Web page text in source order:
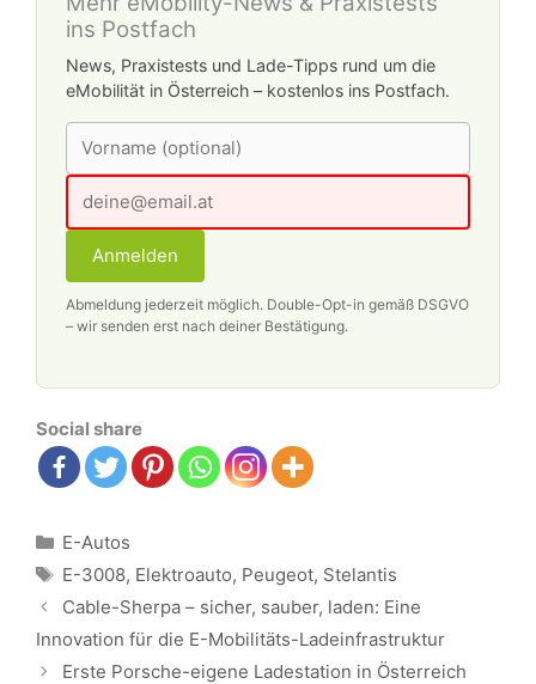
ins Postfach
News, Praxistests und Lade-Tipps rund um die
eMobilität in Österreich – kostenlos ins Postfach.
Anmelden
Abmeldung jederzeit möglich. Double-Opt-in gemäß DSGVO
– wir senden erst nach deiner Bestätigung.
Social share
Kategorien
E-Autos
Schlagwörter
E-3008, Elektroauto, Peugeot, Stelantis
Beitrags-
Navigation
Cable-Sherpa – sicher, sauber, laden: Eine
Innovation für die E-Mobilitäts-Ladeinfrastruktur
Erste Porsche-eigene Ladestation in Österreich